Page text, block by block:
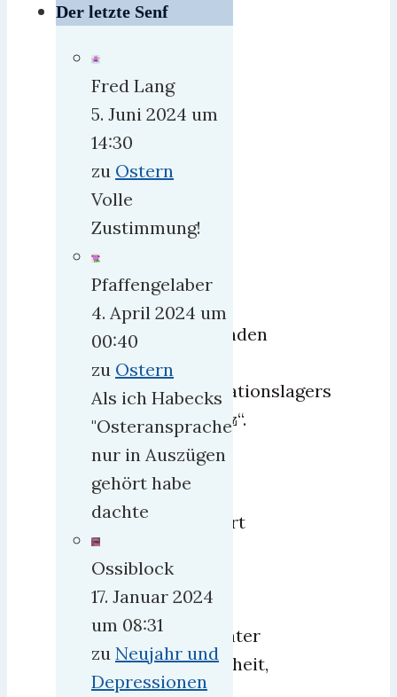
Heute
78
Jahren
die
Armee-
(RAF)
die
Überlebenden
des
Konzentrationslagers
Auschwitz“.
Lindners
Ehefrau
präsentiert
offenbar
aus
permanenter
Unwissenheit,
die
Der letzte Senf
Fred Lang
5. Juni 2024 um
14:30
zu Ostern
Volle
Zustimmung!
Pfaffengelaber
4. April 2024 um
00:40
zu Ostern
Als ich Habecks
"Osteransprache"
nur in Auszügen
gehört habe
dachte
Ossiblock
17. Januar 2024
um 08:31
zu Neujahr und
Depressionen